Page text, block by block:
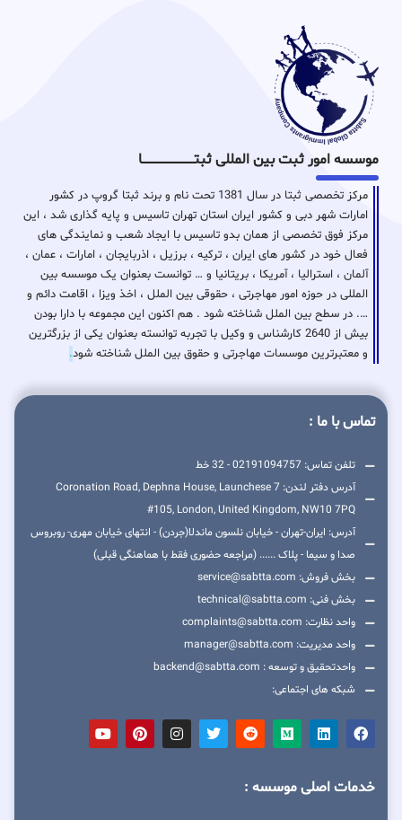
موسسه امور ثبت بین المللی ثبتـــــــــــــــــــــــــــــا
مرکز تخصصی ثبتا در سال 1381 تحت نام و برند ثبتا گروپ در کشور
امارات شهر دبی و کشور ایران استان تهران تاسیس و پایه گذاری شد ، این
مرکز فوق تخصصی از همان بدو تاسیس با ایجاد شعب و نمایندگی های
فعال خود در کشور های ایران ، ترکیه ، برزیل ، اذربایجان ، امارات ، عمان ،
آلمان ، استرالیا ، آمریکا ، بریتانیا و … توانست بعنوان یک موسسه بین
المللی در حوزه امور مهاجرتی ، حقوقی بین الملل ، اخذ ویزا ، اقامت دائم و
…. در سطح بین الملل شناخته شود . هم اکنون این مجموعه با دارا بودن
بیش از 2640 کارشناس و وکیل با تجربه توانسته بعنوان یکی از بزرگترین
و معتبرترین موسسات مهاجرتی و حقوق بین الملل شناخته شود.
تماس با ما :
تلفن تماس: 02191094757 - 32 خط
آدرس دفتر لندن: 7 Coronation Road, Dephna House, Launchese
#105, London, United Kingdom, NW10 7PQ
آدرس: ایران-تهران - خیابان نلسون ماندلا(جردن) - انتهای خیابان مهری- روبروس
صدا و سیما - پلاک ...... (مراجعه حضوری فقط با هماهنگی قبلی)
بخش فروش: service@sabtta.com
بخش فنی: technical@sabtta.com
واحد نظارت: complaints@sabtta.com
واحد مدیریت: manager@sabtta.com
واحدتحقیق و توسعه : backend@sabtta.com
شبکه های اجتماعی:
خدمات اصلی موسسه :